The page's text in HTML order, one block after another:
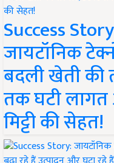
Success
जायटॉनिक
बदली खेती की
तक घटी
मिट्टी की सेहत!